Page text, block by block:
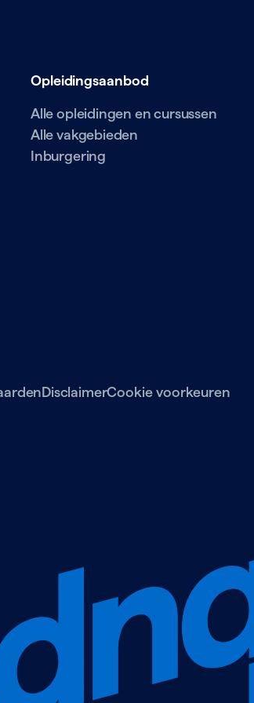
Opleidingsaanbod
Alle opleidingen en cursussen
Alle vakgebieden
Inburgering
DisclaimerCookie voorkeuren